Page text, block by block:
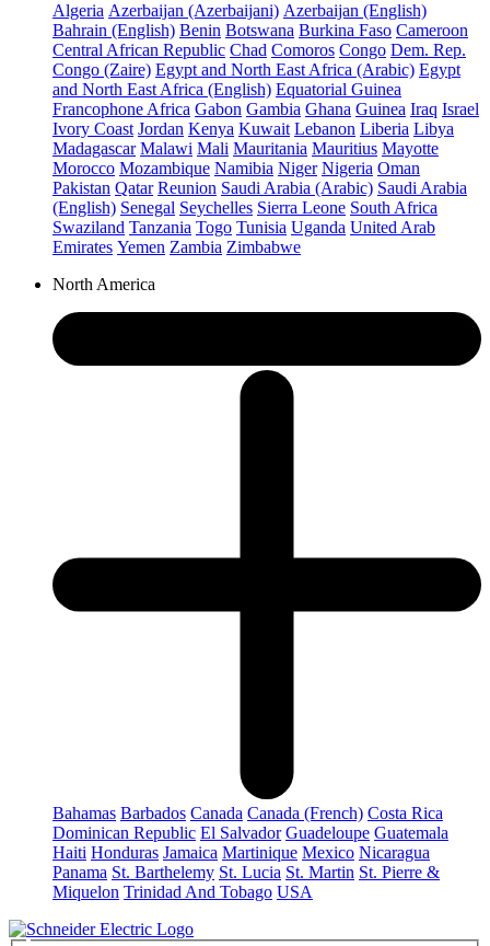
Algeria Azerbaijan (Azerbaijani) Azerbaijan (English)
Bahrain (English) Benin Botswana Burkina Faso Cameroon
Central African Republic Chad Comoros Congo Dem. Rep.
Congo (Zaire) Egypt and North East Africa (Arabic) Egypt
and North East Africa (English) Equatorial Guinea
Francophone Africa Gabon Gambia Ghana Guinea Iraq Israel
Ivory Coast Jordan Kenya Kuwait Lebanon Liberia Libya
Madagascar Malawi Mali Mauritania Mauritius Mayotte
Morocco Mozambique Namibia Niger Nigeria Oman
Pakistan Qatar Reunion Saudi Arabia (Arabic) Saudi Arabia
(English) Senegal Seychelles Sierra Leone South Africa
Swaziland Tanzania Togo Tunisia Uganda United Arab
Emirates Yemen Zambia Zimbabwe
North America
Bahamas Barbados Canada Canada (French) Costa Rica
Dominican Republic El Salvador Guadeloupe Guatemala
Haiti Honduras Jamaica Martinique Mexico Nicaragua
Panama St. Barthelemy St. Lucia St. Martin St. Pierre &
Miquelon Trinidad And Tobago USA